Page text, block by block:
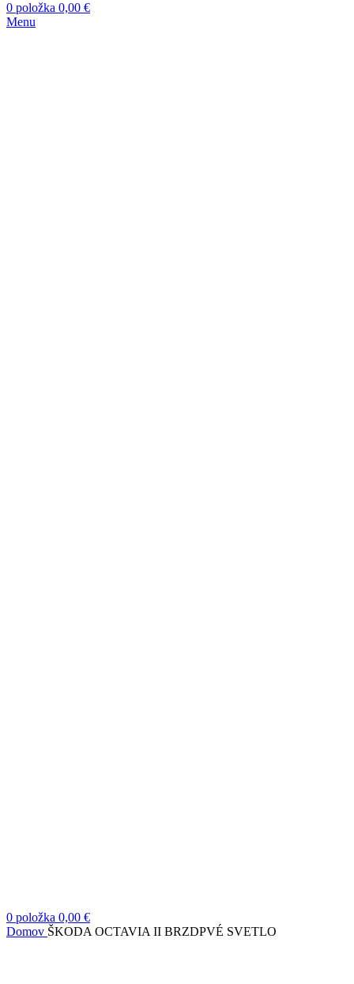
0 položka 0,00 €
Menu
0 položka 0,00 €
Domov ŠKODA OCTAVIA II BRZDPVÉ SVETLO